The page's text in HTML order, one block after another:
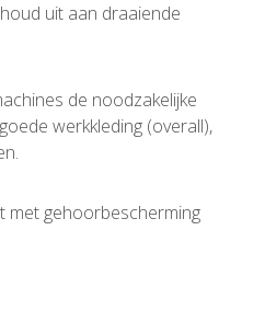
uit aan draaiende
de noodzakelijke
werkkleding (overall),
met gehoorbescherming